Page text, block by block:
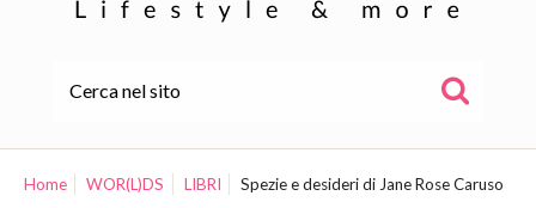
Home WOR(L)DS LIBRI Spezie e desideri di Jane Rose Caruso